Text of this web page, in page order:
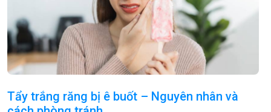
Tẩy trắng răng bị ê buốt – Nguyên nhân và